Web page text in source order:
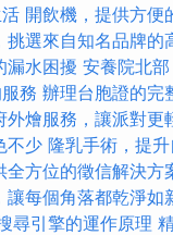
開飲機，提供方便
挑選來自知名品牌的
漏水困擾 安養院北
務 辦理台胞證的完
外燴服務，讓派對更
不少 隆乳手術，提
全方位的徵信解決方
讓每個角落都乾淨如
尋引擎的運作原理